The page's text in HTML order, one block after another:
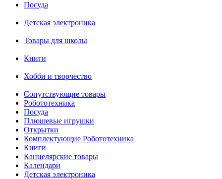
Посуда
Детская электроника
Товары для школы
Книги
Хобби и творчество
Сопутствующие товары
Робототехника
Посуда
Плюшевые игрушки
Открытки
Комплектующие Робототехника
Книги
Канцелярские товары
Календари
Детская электроника